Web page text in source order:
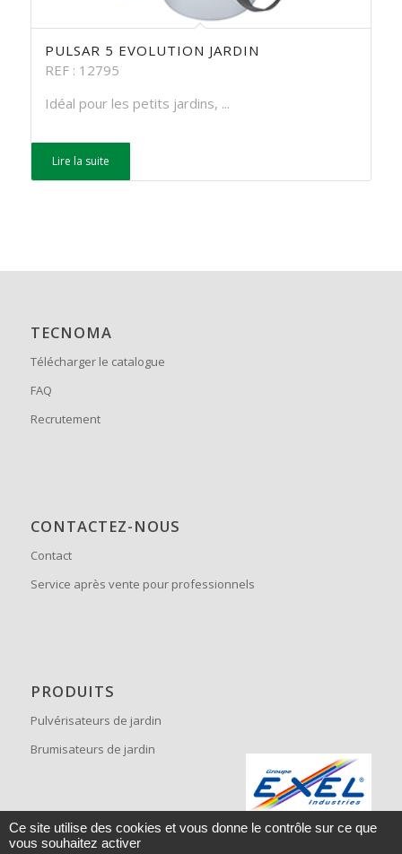
PULSAR 5 EVOLUTION JARDIN
REF : 12795
Idéal pour les petits jardins, ...
Lire la suite
TECNOMA
Télécharger le catalogue
FAQ
Recrutement
CONTACTEZ-NOUS
Contact
Service après vente pour professionnels
PRODUITS
Pulvérisateurs de jardin
Brumisateurs de jardin
Ce site utilise des cookies et vous donne le contrôle sur ce que
vous souhaitez activer